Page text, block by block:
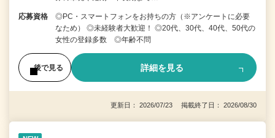
応募資格
◎PC・スマートフォンをお持ちの方（※アンケートに必要
なため） ◎未経験者大歓迎！ ◎20代、30代、40代、50代の
女性の登録多数 ◎年齢不問
後で見る 詳細を見る
更新日： 2026/07/23 掲載終了日： 2026/08/30